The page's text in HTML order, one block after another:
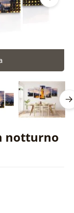
notturno